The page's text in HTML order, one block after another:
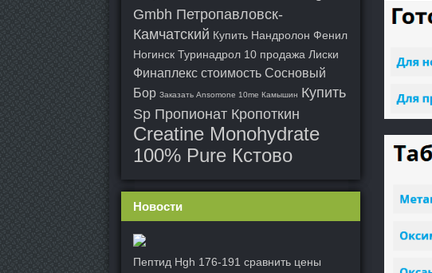
Gmbh Петропавловск-
Камчатский Купить Нандролон Фенил
Ногинск Туринадрол 10 продажа Лиски
Финаплекс стоимость Сосновый
Бор Заказать Ansomone 10me Камышин Купить
Sp Пропионат Кропоткин
Creatine Monohydrate
100% Pure Кстово
Новости
Пептид Hgh 176-191 сравнить цены